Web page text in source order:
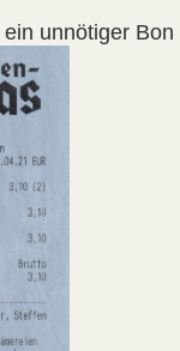
unnötiger